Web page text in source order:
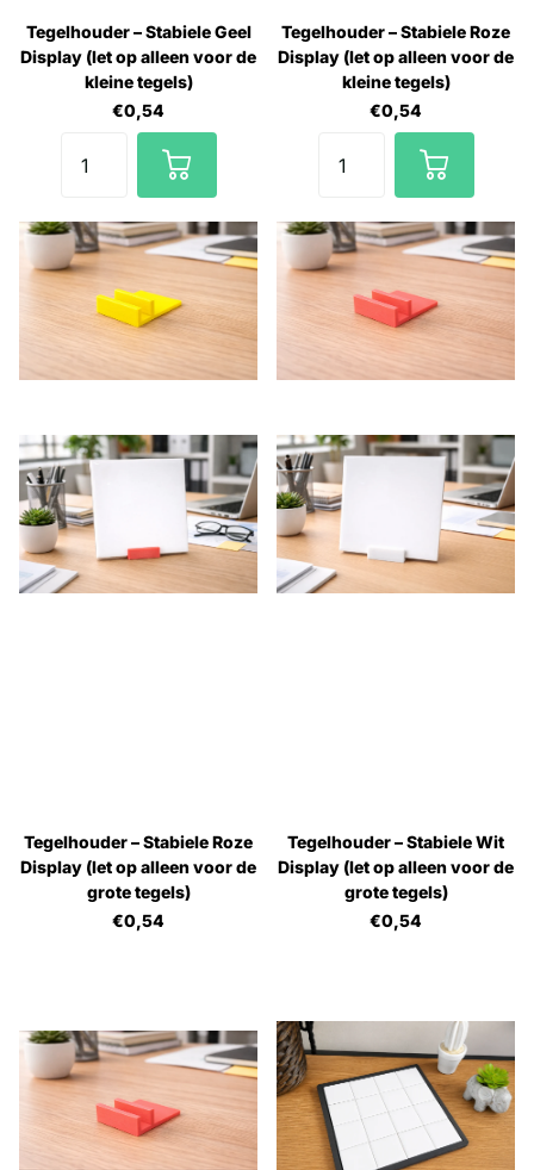
Tegelhouder – Stabiele Geel
Display (let op alleen voor de
kleine tegels)
€0,54
Tegelhouder – Stabiele Roze
Display (let op alleen voor de
kleine tegels)
€0,54
Tegelhouder – Stabiele Roze
Display (let op alleen voor de
grote tegels)
€0,54
Tegelhouder – Stabiele Wit
Display (let op alleen voor de
grote tegels)
€0,54